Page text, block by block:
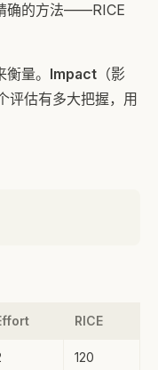
确的方法——RICE
量。 Impact （影
评估有多大把握，用
RICE
120